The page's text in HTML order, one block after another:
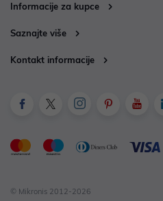
Informacije za kupce
Saznajte više
Kontakt informacije
© Mikronis 2012-2026